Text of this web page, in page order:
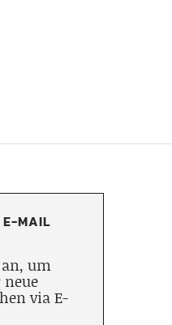
E-MAIL
um
via E-